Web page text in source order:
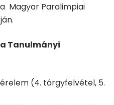
Magyar Paralimpiai
Tanulmányi
(4. tárgyfelvétel, 5.